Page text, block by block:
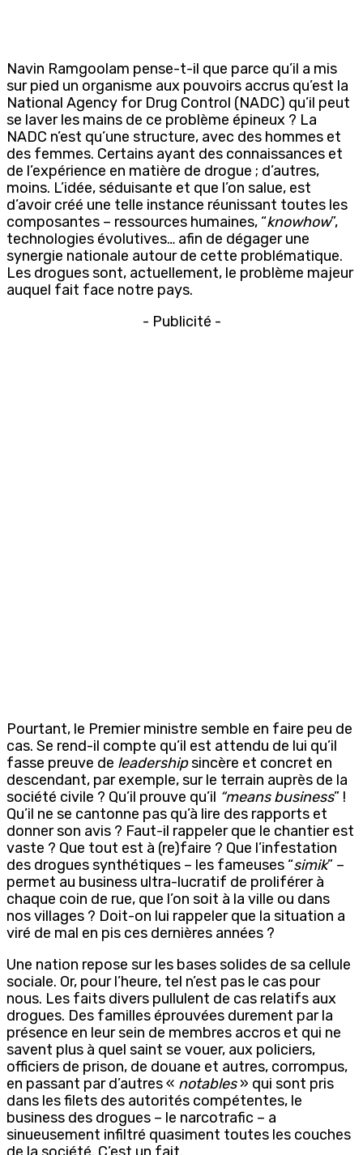
Navin Ramgoolam pense-t-il que parce qu’il a mis
sur pied un organisme aux pouvoirs accrus qu’est la
National Agency for Drug Control (NADC) qu’il peut
se laver les mains de ce problème épineux ? La
NADC n’est qu’une structure, avec des hommes et
des femmes. Certains ayant des connaissances et
de l’expérience en matière de drogue ; d’autres,
moins. L’idée, séduisante et que l’on salue, est
d’avoir créé une telle instance réunissant toutes les
composantes – ressources humaines, “knowhow”,
technologies évolutives… afin de dégager une
synergie nationale autour de cette problématique.
Les drogues sont, actuellement, le problème majeur
auquel fait face notre pays.
- Publicité -
Pourtant, le Premier ministre semble en faire peu de
cas. Se rend-il compte qu’il est attendu de lui qu’il
fasse preuve de leadershipsincère et concret en
descendant, par exemple, sur le terrain auprès de la
société civile ? Qu’il prouve qu’il “means business” !
Qu’il ne se cantonne pas qu’à lire des rapports et
donner son avis ? Faut-il rappeler que le chantier est
vaste ? Que tout est à (re)faire ? Que l’infestation
des drogues synthétiques – les fameuses “simik” –
permet au business ultra-lucratif de proliférer à
chaque coin de rue, que l’on soit à la ville ou dans
nos villages ? Doit-on lui rappeler que la situation a
viré de mal en pis ces dernières années ?
Une nation repose sur les bases solides de sa cellule
sociale. Or, pour l’heure, tel n’est pas le cas pour
nous. Les faits divers pullulent de cas relatifs aux
drogues. Des familles éprouvées durement par la
présence en leur sein de membres accros et qui ne
savent plus à quel saint se vouer, aux policiers,
officiers de prison, de douane et autres, corrompus,
en passant par d’autres « notables» qui sont pris
dans les filets des autorités compétentes, le
business des drogues – le narcotrafic – a
sinueusement infiltré quasiment toutes les couches